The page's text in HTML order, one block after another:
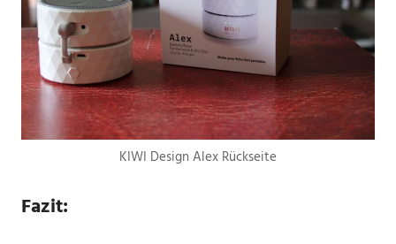
KIWI Design Alex Rückseite
Fazit: